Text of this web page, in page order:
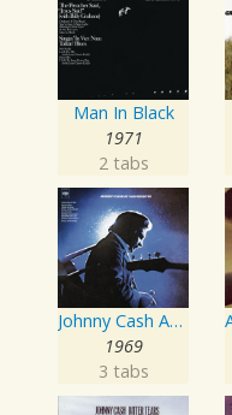
Man In Black
1971
2 tabs
Johnny Cash At San Quentin
1969
3 tabs